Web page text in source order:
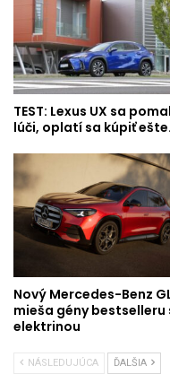
TEST: Lexus UX sa
lúči, oplatí sa kúpiť
Nový Mercedes-Benz
mieša gény bestselleru
elektrinou
NÁSLEDUJÚCA ĎALŠIA